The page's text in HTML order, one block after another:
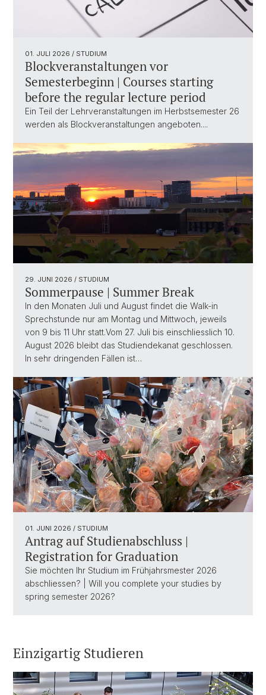
01. JULI 2026 / STUDIUM
Blockveranstaltungen vor
Semesterbeginn | Courses starting
before the regular lecture period
Ein Teil der Lehrveranstaltungen im Herbstsemester 26
werden als Blockveranstaltungen angeboten....
29. JUNI 2026 / STUDIUM
Sommerpause | Summer Break
In den Monaten Juli und August findet die Walk-in
Sprechstunde nur am Montag und Mittwoch, jeweils
von 9 bis 11 Uhr statt.Vom 27. Juli bis einschliesslich 10.
August 2026 bleibt das Studiendekanat geschlossen.
In sehr dringenden Fällen ist…
01. JUNI 2026 / STUDIUM
Antrag auf Studienabschluss |
Registration for Graduation
Sie möchten Ihr Studium im Frühjahrsmester 2026
abschliessen? | Will you complete your studies by
spring semester 2026?
Einzigartig Studieren